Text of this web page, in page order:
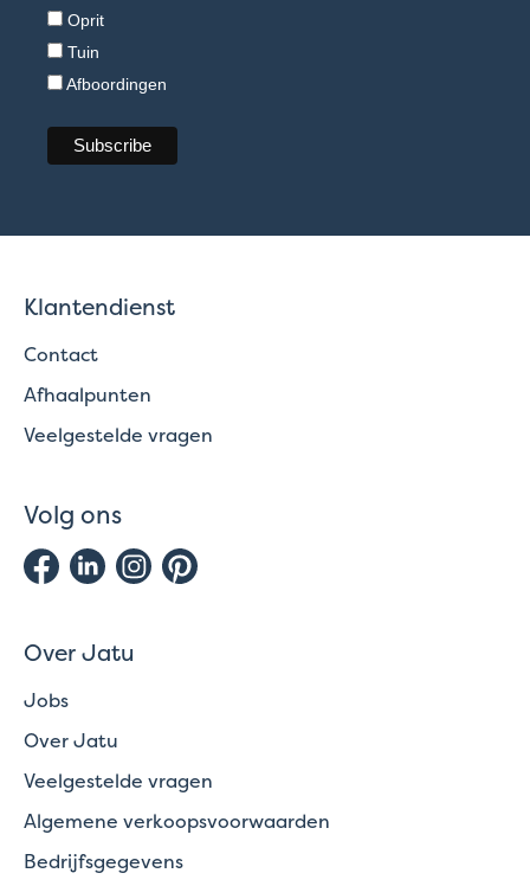
Oprit
Tuin
Afboordingen
Klantendienst
Contact
Afhaalpunten
Veelgestelde vragen
Volg ons
Over Jatu
Jobs
Over Jatu
Veelgestelde vragen
Algemene verkoopsvoorwaarden
Bedrijfsgegevens